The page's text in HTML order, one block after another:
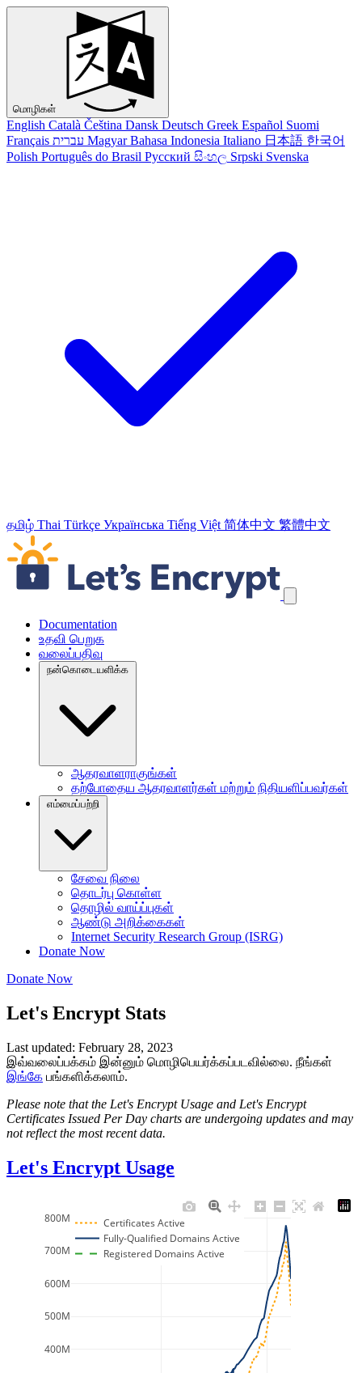
மொழிகள்
English Català Čeština Dansk Deutsch Greek Español Suomi
Français עברית Magyar Bahasa Indonesia Italiano 日本語 한국어
Polish Português do Brasil Русский සිංහල Srpski Svenska
தமிழ் Thai Türkçe Українська Tiếng Việt 简体中文 繁體中文
வழிச்செலுத்தல் இணைப்புக்களைத் தவிர்க்கவும்
Documentation
உதவி பெறுக
வலைப்பதிவு
நன்கொடையளிக்க
ஆதரவாளராகுங்கள்
தற்போதைய ஆதரவாளர்கள் மற்றும் நிதியளிப்பவர்கள்
எம்மைப்பற்றி
சேவை நிலை
தொடர்பு கொள்ள
தொழில் வாய்ப்புகள்
ஆண்டு அறிக்கைகள்
Internet Security Research Group (ISRG)
Donate Now
Donate Now
Let's Encrypt Stats
Last updated: February 28, 2023
இவ்வலைப்பக்கம் இன்னும் மொழிபெயர்க்கப்படவில்லை. நீங்கள்
இங்கே பங்களிக்கலாம்.
Please note that the Let's Encrypt Usage and Let's Encrypt
Certificates Issued Per Day charts are undergoing updates and may
not reflect the most recent data.
Let's Encrypt Usage
400M
500M
600M
700M
800M
Certificates Active
Fully-Qualified Domains Active
Registered Domains Active